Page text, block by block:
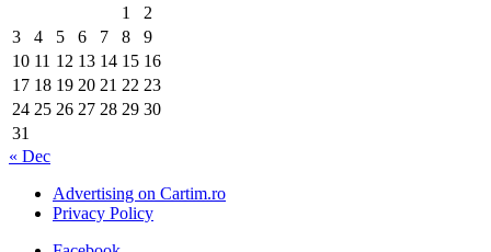
1
2
3
4 5 6 7 8
9
10 11 12 13 14 15 16
17 18 19 20 21 22 23
24 25 26 27 28 29 30
31
« Dec
Advertising on Cartim.ro
Privacy Policy